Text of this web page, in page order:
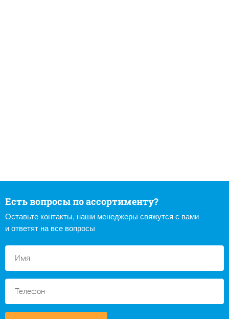
Есть вопросы по ассортименту?
Оставьте контакты, наши менеджеры свяжутся с вами
и ответят на все вопросы